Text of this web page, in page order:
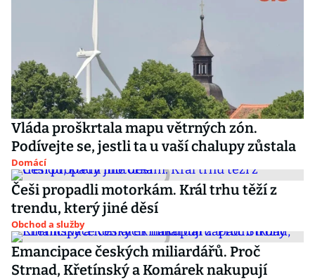
Vláda proškrtala mapu větrných zón.
Podívejte se, jestli ta u vaší chalupy zůstala
Domácí
Češi propadli motorkám. Král trhu těží z
trendu, který jiné děsí
Obchod a služby
Emancipace českých miliardářů. Proč
Strnad, Křetínský a Komárek nakupují